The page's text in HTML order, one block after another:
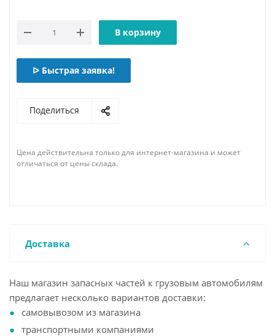
В корзину
ᐅ Быстрая заявка!
Поделиться
Цена действительна только для интернет-магазина и может
отличаться от цены склада.
Доставка
Наш магазин запасных частей к грузовым автомобилям
предлагает несколько вариантов доставки:
самовывозом из магазина
транспортными компаниями